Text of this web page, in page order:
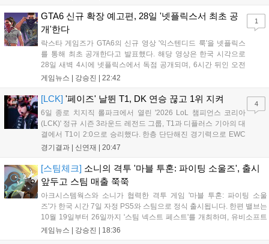
탄탄한 게임성을 선보여 기대감을 높였습니다....
GTA6 신규 확장 예고편, 28일 '넷플릭스서 최초 공
개'한다
락스타 게임즈가 GTA6의 신규 영상 '익스텐디드 룩'을 넷플릭스
를 통해 최초 공개한다고 발표했다. 해당 영상은 한국 시각으로
28일 새벽 4시에 넷플릭스에서 독점 공개되며, 6시간 뒤인 오전
10시부터 공식 유튜브와 홈페이지에서도 확인할 수 있다. 기존보
이례적인 협업이 향후 게임 마케팅 방식에 어떤 변화를 가져올지
게임뉴스 | 강승진 | 22:42
1
[LCK] '페이즈' 날뛴 T1, DK 연승 끊고 1위 지켜
6일 종로 치지직 롤파크에서 열린 '2026 LoL 챔피언스 코리아
(LCK)' 정규 시즌 3라운드 레전드 그룹, T1과 디플러스 기아의 대
결에서 T1이 2:0으로 승리했다. 한층 단단해진 경기력으로 EWC
우승을 기점으로 파죽지세의 연승을 이어가던 디플러스 기아를
T1은 첫 드래곤을 두드렸...
경기결과 | 신연재 | 20:47
4
[스팀체크] 소니의 격투 '마블 투혼: 파이팅 소울즈', 출시
앞두고 스팀 매출 쭉쭉
아크시스템웍스와 소니가 협력한 격투 게임 '마블 투혼: 파이팅 소울
즈'가 한국 시간 7일 자정 PS5와 스팀으로 정식 출시됩니다. 한편 밸브는
10월 19일부터 26일까지 '스팀 넥스트 페스트'를 개최하며, 유비소프트
의 '더 디비전 리서전스'가 스팀에 출시되었고, 농장 시뮬레이션 '돌록 타
게임뉴스 | 강승진 | 18:36